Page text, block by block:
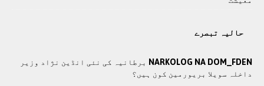
حالیہ تبصرے
NARKOLOG NA DOM_FDEN برطانیہ کی نئی انڈین نژاد وزیر
داخلہ سویلا بریورمین کون ہیں؟